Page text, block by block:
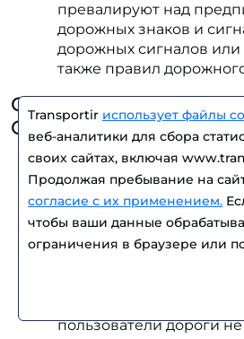
превалируют над
дорожных знаков и
дорожных сигналов или
также правил
Статья 7
Общие правила
Пользователи дороги
таким образом, чтобы не
опасности или
не подвергать
причинять ущерба
Рекомендуется
национальном
пользователи дороги
Transportir использует файлы
веб-аналитики для сбора
своих сайтах, включая
Продолжая пребывание на
согласие с их применением.
чтобы ваши данные
ограничения в браузере или